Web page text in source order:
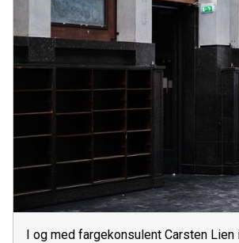
I og med fargekonsulent Carsten Lien